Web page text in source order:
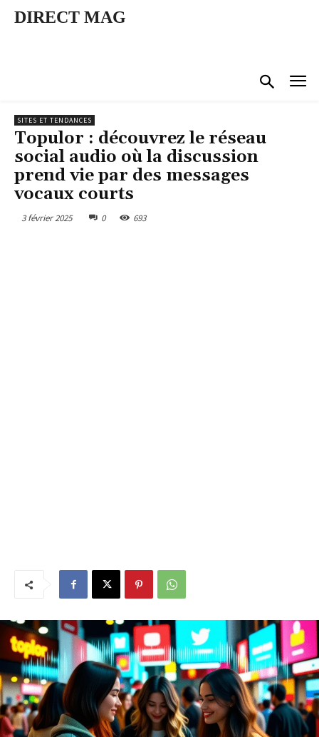
DIRECT MAG
SITES ET TENDANCES
Topulor : découvrez le réseau
social audio où la discussion
prend vie par des messages
vocaux courts
3 février 2025 0 693